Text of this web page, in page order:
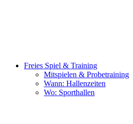
Freies Spiel & Training
Mitspielen & Probetraining
Wann: Hallenzeiten
Wo: Sporthallen